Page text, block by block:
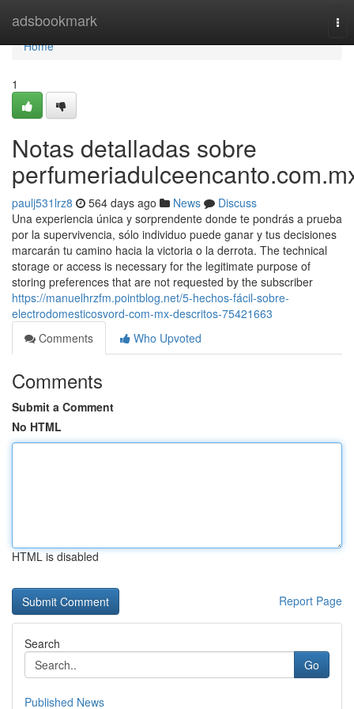
adsbookmark
Home
Home
1
Notas detalladas sobre
paulj531lrz8 564 days ago News
Discuss
Una experiencia única y sorprendente donde te pondrás a prueba
por la supervivencia, sólo individuo puede ganar y tus decisiones
marcarán tu camino hacia la victoria o la derrota. The technical
storage or access is necessary for the legitimate purpose of
storing preferences that are not requested by the subscriber
https://manuelhrzfm.pointblog.net/5-hechos-fácil-sobre-
electrodomesticosvord-com-mx-descritos-75421663
Comments
Who Upvoted
Comments
Submit a Comment
No HTML
HTML is disabled
Report Page
Search
Go
Published News